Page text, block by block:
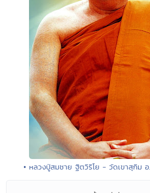
• หลวงปู่สมชาย ฐิตวิริโย - วัดเขาสุกิม อ